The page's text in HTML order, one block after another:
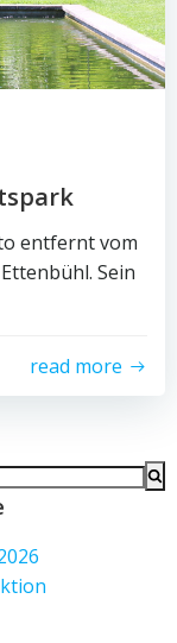
entfernt vom
Sein
read more